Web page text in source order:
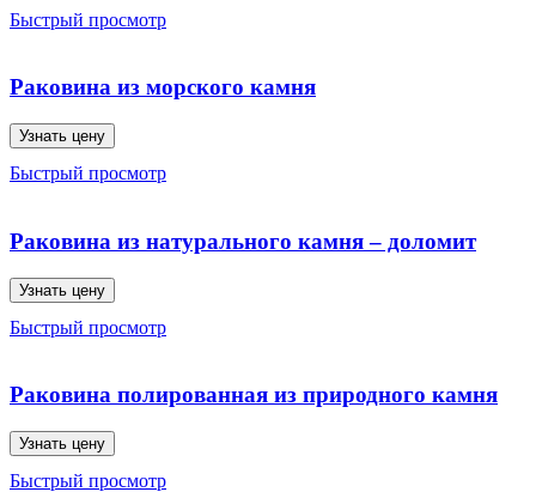
Быстрый просмотр
Раковина из морского камня
Узнать цену
Быстрый просмотр
Раковина из натурального камня – доломит
Узнать цену
Быстрый просмотр
Раковина полированная из природного камня
Узнать цену
Быстрый просмотр